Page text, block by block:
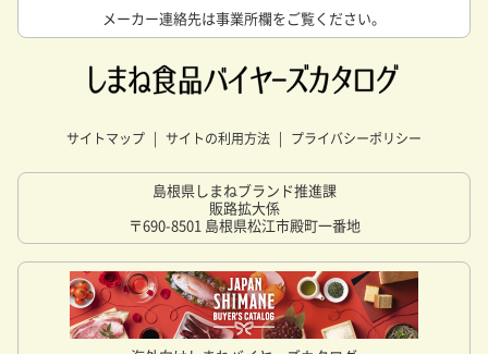
メーカー連絡先は事業所欄をご覧ください。
サイトマップ サイトの利用方法 プライバシーポリシー
島根県しまねブランド推進課
販路拡大係
〒690-8501 島根県松江市殿町一番地